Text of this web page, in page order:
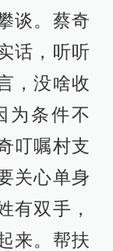
谈。蔡奇
话，听听
，没啥收
为条件不
叮嘱村支
关心单身
有双手，
来。帮扶